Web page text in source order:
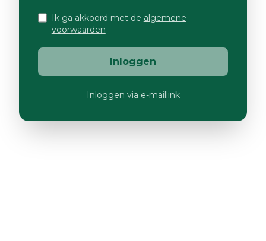
Ik ga akkoord met de algemene
voorwaarden
Inloggen
Inloggen via e-maillink